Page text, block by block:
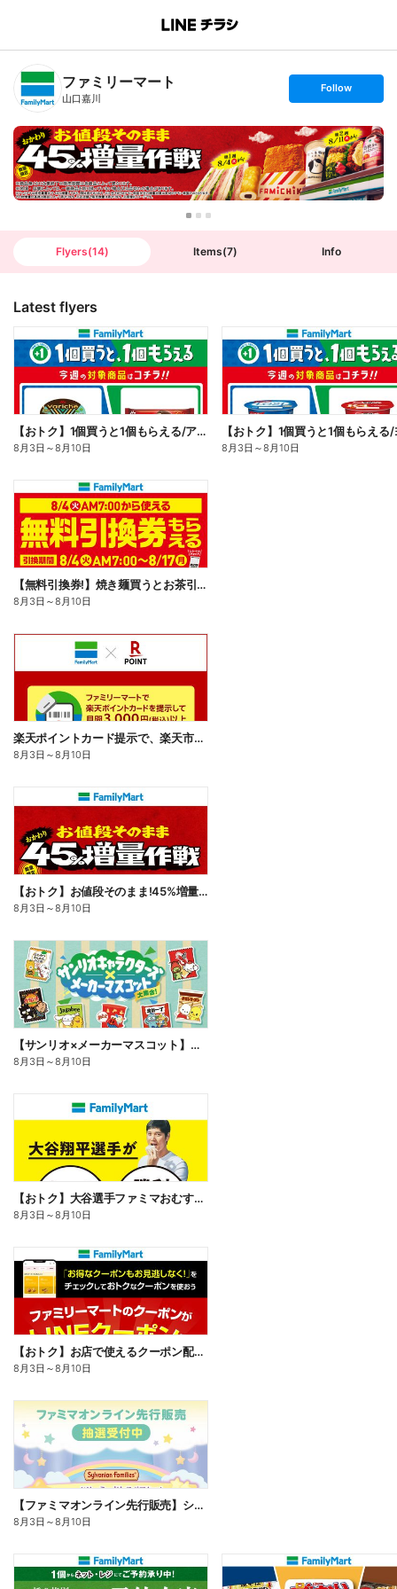
B
n
T
ファミリーマート
山口嘉川
s
t
o
l
l
o
w
Follow
Flyers(14) Items(7) Info
Latest flyers
【おトク】1個買うと1個もらえる/アイス
8月3日 ～8月10日 8月3日 ～8月10日
【無料引換券!】焼き麺買うとお茶引換券貰える!
8月3日 ～8月10日
楽天ポイントカード提示で、楽天市場でのお買い物がおトクに!
8月3日 ～8月10日
【おトク】お値段そのまま!45%増量作戦!
8月3日 ～8月10日
【サンリオ×メーカーマスコット】オリジナルグッズ貰える!
8月3日 ～8月10日
【おトク】大谷選手ファミマおむすび割
8月3日 ～8月10日
【おトク】お店で使えるクーポン配信中
8月3日 ～8月10日
【ファミマオンライン先行販売】シルバニアファミリー
8月3日 ～8月10日